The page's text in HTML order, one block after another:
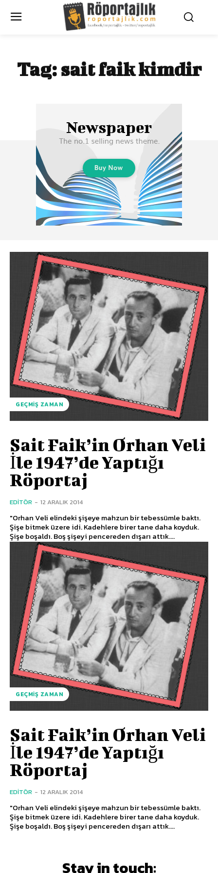
Tag: sait faik kimdir
GEÇMIŞ ZAMAN
Sait Faik’in Orhan Veli
İle 1947’de Yaptığı
Röportaj
EDITÖR - 12 ARALIK 2014
"Orhan Veli elindeki şişeye mahzun bir tebessümle baktı.
Şişe bitmek üzere idi. Kadehlere birer tane daha koyduk.
Şişe boşaldı. Boş şişeyi pencereden dışarı attık....
GEÇMIŞ ZAMAN
Sait Faik’in Orhan Veli
İle 1947’de Yaptığı
Röportaj
EDITÖR - 12 ARALIK 2014
"Orhan Veli elindeki şişeye mahzun bir tebessümle baktı.
Şişe bitmek üzere idi. Kadehlere birer tane daha koyduk.
Şişe boşaldı. Boş şişeyi pencereden dışarı attık....
Stay in touch: